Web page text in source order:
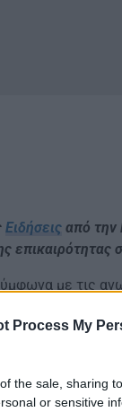
Process My
the sale, sharing
or sensitive
Ειδήσεις από την
επικαιρότητας
με τις
θα γίνεται
Τουρισμού του